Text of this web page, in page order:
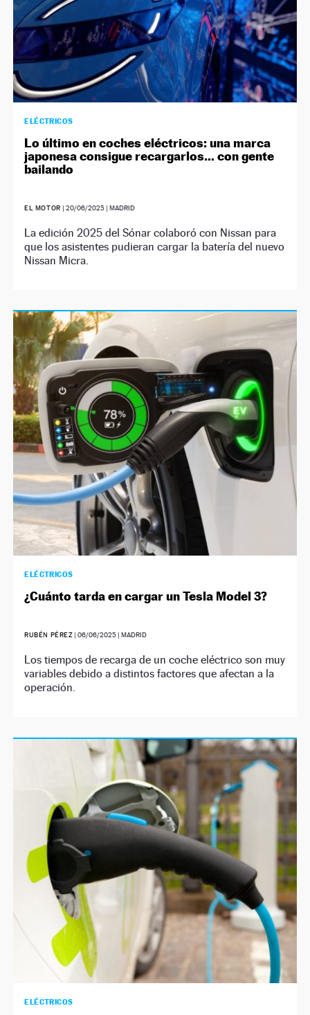
ELÉCTRICOS
Lo último en coches eléctricos: una marca
japonesa consigue recargarlos… con gente
bailando
EL MOTOR | 20/06/2025| MADRID
La edición 2025 del Sónar colaboró con Nissan para
que los asistentes pudieran cargar la batería del nuevo
Nissan Micra.
ELÉCTRICOS
¿Cuánto tarda en cargar un Tesla Model 3?
RUBÉN PÉREZ |06/06/2025 | MADRID
Los tiempos de recarga de un coche eléctrico son muy
variables debido a distintos factores que afectan a la
operación.
ELÉCTRICOS